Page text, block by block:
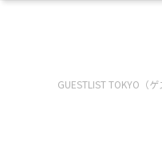
GUESTLIST TOKYO（